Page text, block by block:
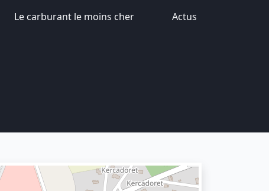
Le carburant le moins cher Actus